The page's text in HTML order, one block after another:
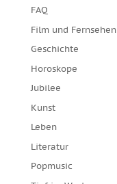
FAQ
Film und Fernsehen
Geschichte
Horoskope
Jubilee
Kunst
Leben
Literatur
Popmusic